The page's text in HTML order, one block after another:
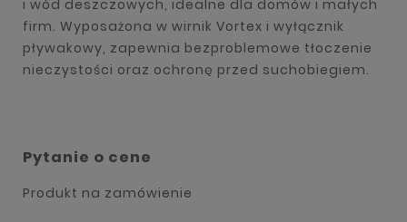
i wód deszczowych, idealne dla domów i małych
firm. Wyposażona w wirnik Vortex i wyłącznik
pływakowy, zapewnia bezproblemowe tłoczenie
nieczystości oraz ochronę przed suchobiegiem.
Pytanie o cene
Produkt na zamówienie